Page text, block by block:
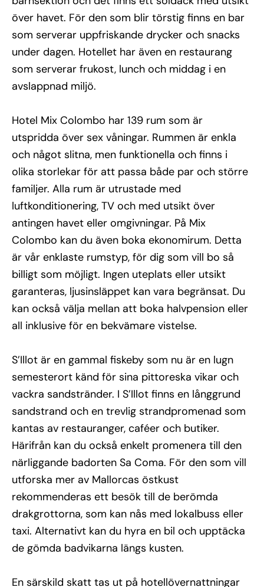
En särskild skatt tas ut på hotellövernattningar på de
Baleariska öarna. Skatten betalas direkt till hotellet i
samband med incheckning och inkluderas inte i
resans pris. Skatten beräknas utifrån vistelsens längd
och officiell hotellkategori och gäller resenärer från 16
år. Tänk på att officiell klassificering kan skilja sig från
Solresors egen.
över havet. För den som blir törstig finns en bar
som serverar uppfriskande drycker och snacks
under dagen. Hotellet har även en restaurang
som serverar frukost, lunch och middag i en
avslappnad miljö.
Hotel Mix Colombo har 139 rum som är
utspridda över sex våningar. Rummen är enkla
och något slitna, men funktionella och finns i
olika storlekar för att passa både par och större
familjer. Alla rum är utrustade med
luftkonditionering, TV och med utsikt över
antingen havet eller omgivningar. På Mix
Colombo kan du även boka ekonomirum. Detta
är vår enklaste rumstyp, för dig som vill bo så
billigt som möjligt. Ingen uteplats eller utsikt
garanteras, ljusinsläppet kan vara begränsat. Du
kan också välja mellan att boka halvpension eller
all inklusive för en bekvämare vistelse.
S’Illot är en gammal fiskeby som nu är en lugn
semesterort känd för sina pittoreska vikar och
vackra sandstränder. I S’Illot finns en långgrund
sandstrand och en trevlig strandpromenad som
kantas av restauranger, caféer och butiker.
Härifrån kan du också enkelt promenera till den
närliggande badorten Sa Coma. För den som vill
utforska mer av Mallorcas östkust
rekommenderas ett besök till de berömda
drakgrottorna, som kan nås med lokalbuss eller
taxi. Alternativt kan du hyra en bil och upptäcka
de gömda badvikarna längs kusten.
En särskild skatt tas ut på hotellövernattningar